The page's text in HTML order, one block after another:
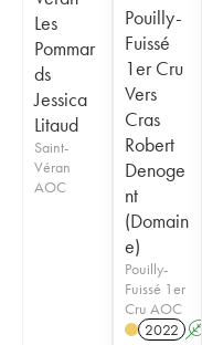
Les
Pommar
ds
Jessica
Litaud
Saint-
Véran
AOC
Pouilly-
Fuissé
1er Cru
Vers
Cras
Robert
Denoge
nt
(Domain
e)
Pouilly-
Fuissé 1er
Cru AOC
2022 A